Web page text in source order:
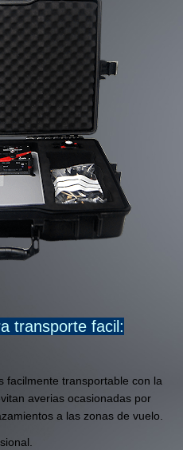
transporte facil:
facilmente transportable con la
averias ocasionadas por
a las zonas de vuelo.